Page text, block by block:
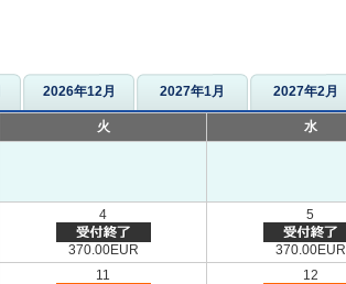
2026年12月 2027年1月 2027年2月
火 水
4
370.00EUR
5
370.00EUR
11 12